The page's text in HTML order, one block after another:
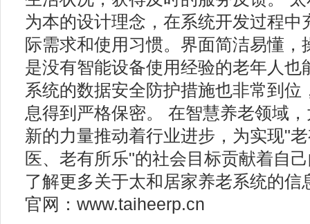
为本的设计理念，在系统开发过程中
际需求和使用习惯。界面简洁易懂，
是没有智能设备使用经验的老年人也
系统的数据安全防护措施也非常到位
息得到严格保密。 在智慧养老领域
新的力量推动着行业进步，为实现"
医、老有所乐"的社会目标贡献着自
了解更多关于太和居家养老系统的信
官网：www.taiheerp.cn